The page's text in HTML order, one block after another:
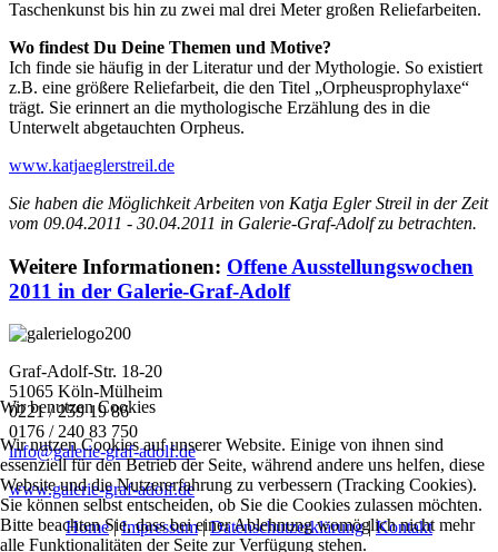
Taschenkunst bis hin zu zwei mal drei Meter großen Reliefarbeiten.
Wo findest Du Deine Themen und Motive?
Ich finde sie häufig in der Literatur und der Mythologie. So existiert
z.B. eine größere Reliefarbeit, die den Titel „Orpheusprophylaxe“
trägt. Sie erinnert an die mythologische Erzählung des in die
Unterwelt abgetauchten Orpheus.
www.katjaeglerstreil.de
Sie haben die Möglichkeit Arbeiten von Katja Egler Streil in der Zeit
vom 09.04.2011 - 30.04.2011 in Galerie-Graf-Adolf zu betrachten.
Weitere Informationen: Offene Ausstellungswochen
2011 in der Galerie-Graf-Adolf
Graf-Adolf-Str. 18-20
51065 Köln-Mülheim
0221 / 259 19 86
0176 / 240 83 750
info@galerie-graf-adolf.de
www.galerie-graf-adolf.de
Home|Impressum|Datenschutzerklärung|Kontakt
Wir benutzen Cookies
Wir nutzen Cookies auf unserer Website. Einige von ihnen sind
essenziell für den Betrieb der Seite, während andere uns helfen, diese
Website und die Nutzererfahrung zu verbessern (Tracking Cookies).
Sie können selbst entscheiden, ob Sie die Cookies zulassen möchten.
Bitte beachten Sie, dass bei einer Ablehnung womöglich nicht mehr
alle Funktionalitäten der Seite zur Verfügung stehen.